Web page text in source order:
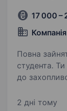
17 000 –
Повна
студента. Ти готовий відкрити двері
до
справжнім
2 дні тому